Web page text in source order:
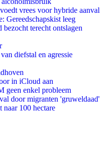
vrees voor hybride aanval
Gereedschapskist leeg
terecht ontslagen
diefstal en agressie
in iCloud aan
geen enkel probleem
door migranten 'gruweldaad'
naar 100 hectare